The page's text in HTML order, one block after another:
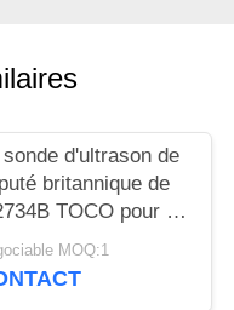
sonde d'ultrason de
britannique de
TOCO pour le
médical partie
d'Excellet
MOQ:1